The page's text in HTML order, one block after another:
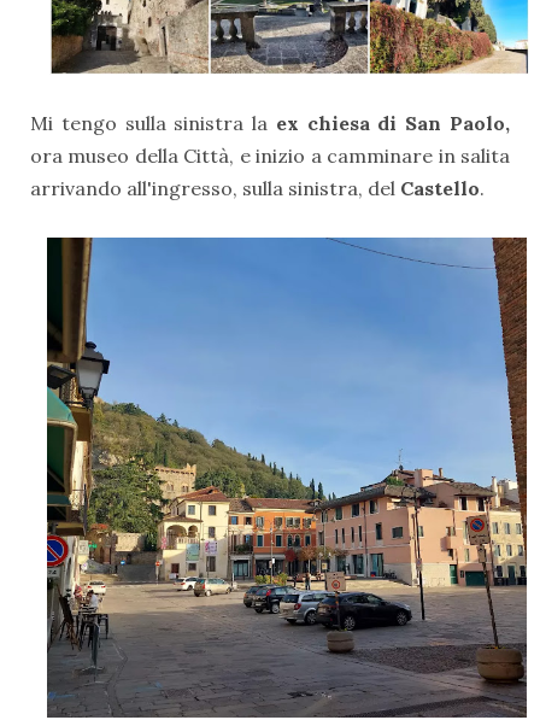
Mi tengo sulla sinistra la ex chiesa di San Paolo,
ora museo della Città, e inizio a camminare in salita
arrivando all'ingresso, sulla sinistra, del Castello.